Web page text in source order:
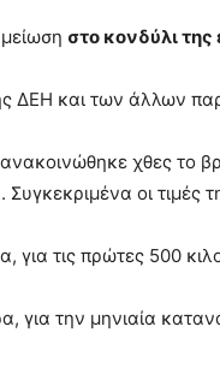
στο κονδύλι
ΔΕΗ και των άλλων
χθες το
οι τιμές
για τις πρώτες 500
για την μηνιαία